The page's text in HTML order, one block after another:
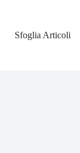
Sfoglia Articoli